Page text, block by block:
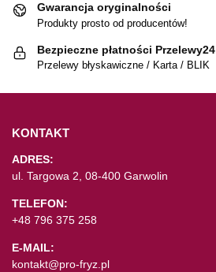
Gwarancja oryginalności
Produkty prosto od producentów!
Bezpieczne płatności Przelewy24
Przelewy błyskawiczne / Karta / BLIK
KONTAKT
ADRES:
ul. Targowa 2, 08-400 Garwolin
TELEFON:
+48 796 375 258
E-MAIL:
kontakt@pro-fryz.pl